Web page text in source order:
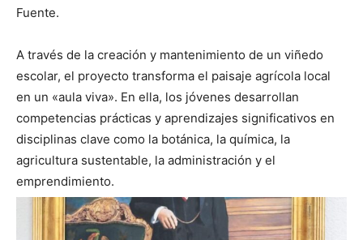
Fuente.
A través de la creación y mantenimiento de un viñedo
escolar, el proyecto transforma el paisaje agrícola local
en un «aula viva». En ella, los jóvenes desarrollan
competencias prácticas y aprendizajes significativos en
disciplinas clave como la botánica, la química, la
agricultura sustentable, la administración y el
emprendimiento.